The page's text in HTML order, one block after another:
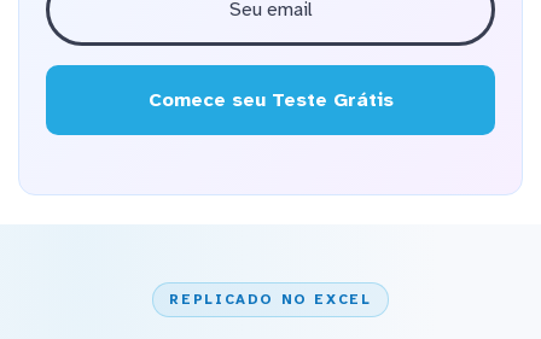
Comece seu Teste Grátis
REPLICADO NO EXCEL